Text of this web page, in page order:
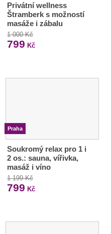
Privátní wellness
Štramberk s možností
masáže i zábalu
1 000 Kč
799 Kč
Praha
Soukromý relax pro 1 i
2 os.: sauna, vířivka,
masáž i víno
1 199 Kč
799 Kč